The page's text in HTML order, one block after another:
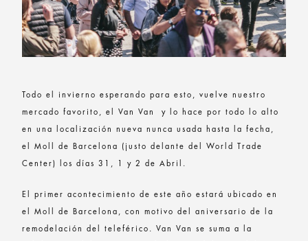
Todo el invierno esperando para esto, vuelve nuestro
mercado favorito, el Van Van y lo hace por todo lo alto
en una localización nueva nunca usada hasta la fecha,
el Moll de Barcelona (justo delante del World Trade
Center) los días 31, 1 y 2 de Abril.
El primer acontecimiento de este año estará ubicado en
el Moll de Barcelona, con motivo del aniversario de la
remodelación del teleférico. Van Van se suma a la